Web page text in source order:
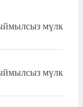
мүлк
мүлк